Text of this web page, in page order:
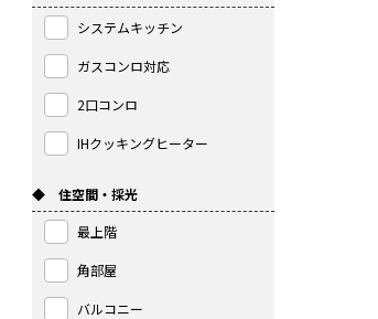
システムキッチン
ガスコンロ対応
2口コンロ
IHクッキングヒーター
◆ 住空間・採光
最上階
角部屋
バルコニー